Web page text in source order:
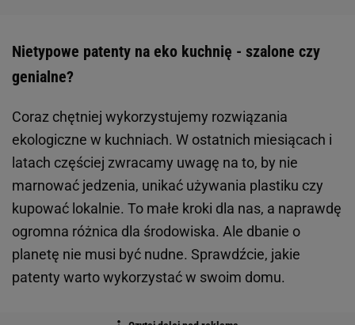
Nietypowe patenty na eko kuchnię - szalone czy
genialne?
Coraz chętniej wykorzystujemy rozwiązania
ekologiczne w kuchniach. W ostatnich miesiącach i
latach częściej zwracamy uwagę na to, by nie
marnować jedzenia, unikać używania plastiku czy
kupować lokalnie. To małe kroki dla nas, a naprawdę
ogromna różnica dla środowiska. Ale dbanie o
planetę nie musi być nudne. Sprawdźcie, jakie
patenty warto wykorzystać w swoim domu.